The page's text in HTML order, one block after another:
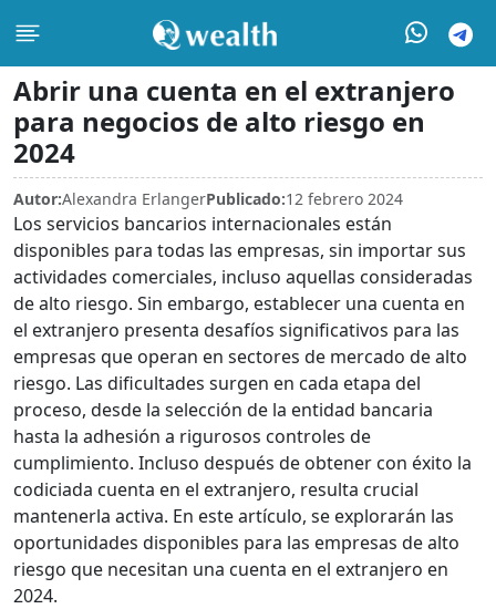
Abrir una cuenta en el extranjero
para negocios de alto riesgo en
2024
Autor:Alexandra ErlangerPublicado:12 febrero 2024
Los servicios bancarios internacionales están
disponibles para todas las empresas, sin importar sus
actividades comerciales, incluso aquellas consideradas
de alto riesgo. Sin embargo, establecer una cuenta en
el extranjero presenta desafíos significativos para las
empresas que operan en sectores de mercado de alto
riesgo. Las dificultades surgen en cada etapa del
proceso, desde la selección de la entidad bancaria
hasta la adhesión a rigurosos controles de
cumplimiento. Incluso después de obtener con éxito la
codiciada cuenta en el extranjero, resulta crucial
mantenerla activa. En este artículo, se explorarán las
oportunidades disponibles para las empresas de alto
riesgo que necesitan una cuenta en el extranjero en
2024.